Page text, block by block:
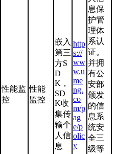
性能监
控
性能
监控
嵌入
第三
方S
D
K，
SD
K收
集传
输个
人信
息
http
s://
ww
w.u
me
ng.
co
m/p
ag
e/p
olic
y
息保
护管
理体
系认
证。
并拥
有公
安部
颁发
的信
息系
统安
全三
级等